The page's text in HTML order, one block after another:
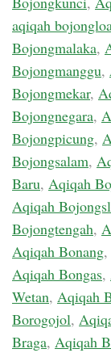
aqiqah
Bojongmalaka,
Bojongmanggu,
Bojongmekar,
Bojongnegara,
Bojongpicung,
Bojongsalam,
Baru, Aqiqah
Aqiqah
Bojongtengah,
Aqiqah Bonang,
Aqiqah Bongas,
Wetan, Aqiqah
Borogojol,
Braga, Aqiqah